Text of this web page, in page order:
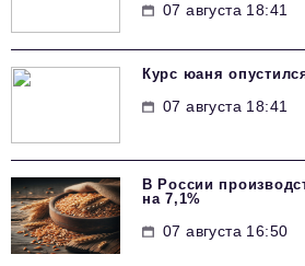
07 августа 18:41
Курс юаня
07 августа 18:41
В России
на 7,1%
07 августа 16:50